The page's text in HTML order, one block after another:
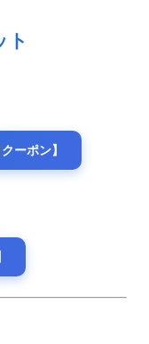
ト
ーポン】